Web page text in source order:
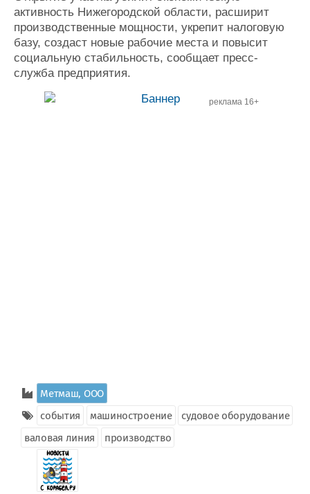
активность Нижегородской области, расширит
производственные мощности, укрепит налоговую
базу, создаст новые рабочие места и повысит
социальную стабильность, сообщает пресс-
служба предприятия.
реклама 16+
Метмаш, ООО
события
машиностроение
судовое оборудование
валовая линия
производство